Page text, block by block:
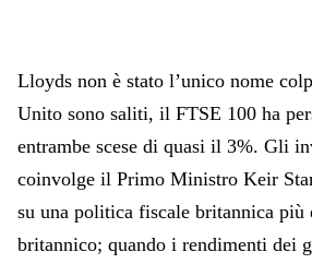
Lloyds non è stato l’unico nome
Unito sono saliti, il FTSE 100 ha
entrambe scese di quasi il 3%. Gli
coinvolge il Primo Ministro Keir
su una politica fiscale britannica più
britannico; quando i rendimenti dei